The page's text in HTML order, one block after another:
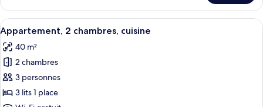
Double,
cuisine
le
type
de
chambre
Chambre
Double,
Afficher
toutes
les
photos
pour
ce
Une chambre d’hôtel avec deux lits,
8
Appartement, 2 chambres, cuisine
40 m²
2 chambres
3 personnes
3 lits 1 place